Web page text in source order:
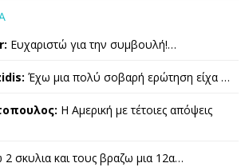
Ευχαριστώ για την συμβουλή!…
Έχω μια πολύ σοβαρή ερώτηση είχα …
Η Αμερική με τέτοιες απόψεις
2 σκυλια και τους βραζω μια 12α…